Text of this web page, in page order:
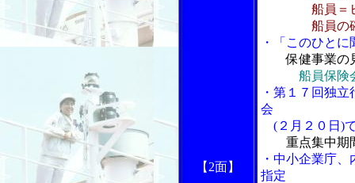
【2面】
船員＝ヒュ
船員の確
・「このひとに
保健事業の
船員保
・第１７回独
会
(２月２０日)
重点集中期
・中小企業庁
指定